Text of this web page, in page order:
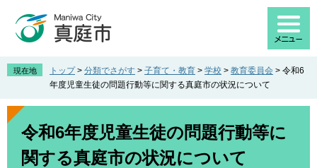
先
。
を
て
現在地 トップ > 分類でさがす > 子育て・教育 > 学校 > 教育委員会 > 令和6
年度児童生徒の問題行動等に関する真庭市の状況について
本
令和6年度児童生徒の問題行動等に
関する真庭市の状況について